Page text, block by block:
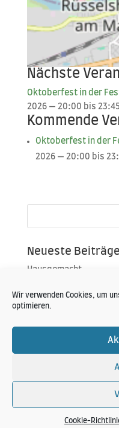
Wir verwenden Cookies, um
optimieren.
Cookie-
Nächste
Okto­ber­fest in der
2026 — 20:00 bis 23:45
Kommende
Okto­ber­fest in der
2026 — 20:00 bis
Neueste Beiträge
Hausgemacht
Konzert im Zelt
Neueste
Hansi